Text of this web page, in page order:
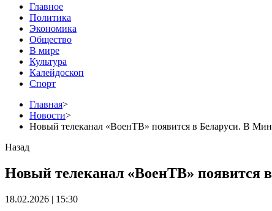
Главное
Политика
Экономика
Общество
В мире
Культура
Калейдоскоп
Спорт
Главная>
Новости>
Новый телеканал «ВоенТВ» появится в Беларуси. В
Назад
Новый телеканал «ВоенТВ» появится
18.02.2026 | 15:30